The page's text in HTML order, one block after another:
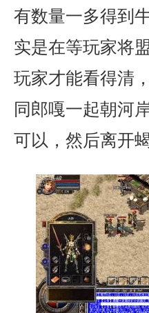
有数量一多得到
实是在等玩家将
玩家才能看得清
同郎嘎一起朝河
可以，然后离开